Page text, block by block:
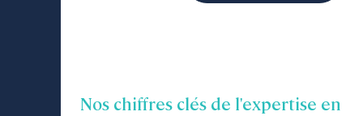
Nos chiffres clés de l'expertise en